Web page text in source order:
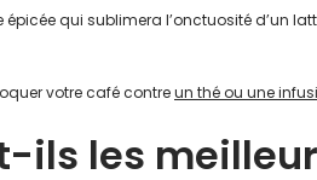
qui sublimera l’onctuosité d’un
votre café contreun thé ou une
ils les